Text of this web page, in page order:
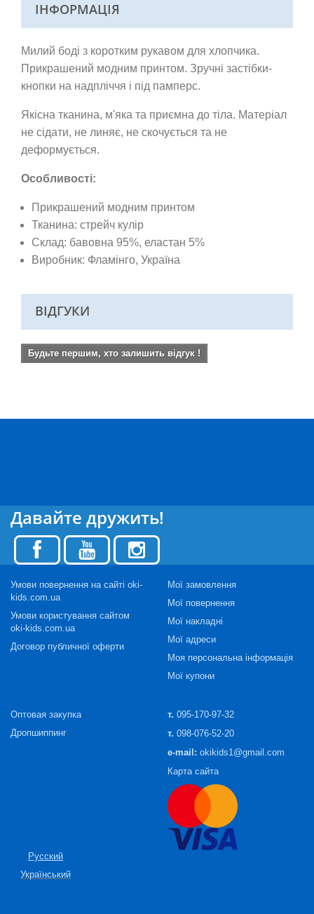
ІНФОРМАЦІЯ
Милий боді з коротким рукавом для хлопчика.
Прикрашений модним принтом. Зручні застібки-
кнопки на надпліччя і під памперс.
Якісна тканина, м'яка та приємна до тіла. Матеріал
не сідати, не линяє, не скочується та не
деформується.
Особливості:
Прикрашений модним принтом
Тканина: стрейч кулір
Склад: бавовна 95%, еластан 5%
Виробник: Фламінго, Україна
ВІДГУКИ
Будьте першим, хто залишить відгук !
Давайте дружить!
Умови повернення на сайті oki-
kids.com.ua
Умови користування сайтом
oki-kids.com.ua
Договор публичної оферти
Мої замовлення
Мої повернення
Мої накладні
Мої адреси
Моя персональна інформація
Мої купони
Оптовая закупка
Дропшиппинг
т. 095-170-97-32
т. 098-076-52-20
e-mail: okikids1@gmail.com
Карта сайта
Русский
Український